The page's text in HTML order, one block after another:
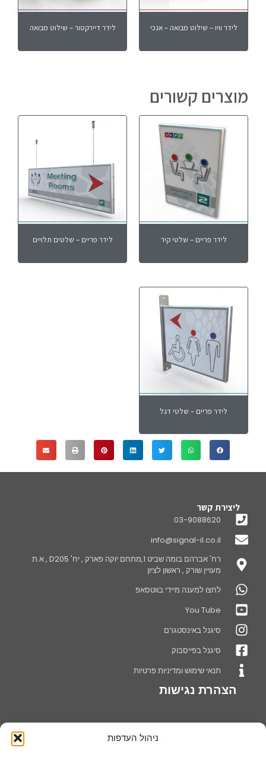
ניהול העדפות
לידר וויו – שילוט מבואה – אנכי לידר דיירקטור – שילוט מבואה
מוצרים קשורים
לידר פריים – שלטי קיר לידר פריים – שלטים תלויים
לידר פריים – שלטי דגל
ליצירת קשר
03-9088620
info@signal-il.co.il
רח' אברהם בומה שביט 1,מתחם יוקה פארק , יח' D205 , א.ת
מעויין שורק , ראשון לציון
לחצו למענה מיידי בווטסאפ
You Tube
סיגנל באינסטגרם
סיגנל בפייסבוק
תנאי שימוש ומדיניות פרטיות
הצהרת נגישות